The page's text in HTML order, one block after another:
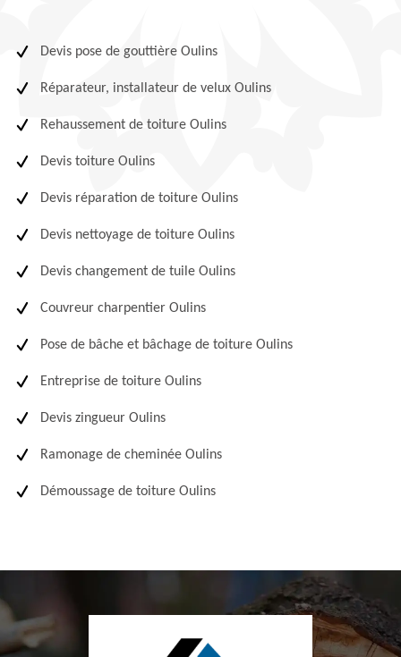
Devis pose de gouttière Oulins
Réparateur, installateur de velux Oulins
Rehaussement de toiture Oulins
Devis toiture Oulins
Devis réparation de toiture Oulins
Devis nettoyage de toiture Oulins
Devis changement de tuile Oulins
Couvreur charpentier Oulins
Pose de bâche et bâchage de toiture Oulins
Entreprise de toiture Oulins
Devis zingueur Oulins
Ramonage de cheminée Oulins
Démoussage de toiture Oulins